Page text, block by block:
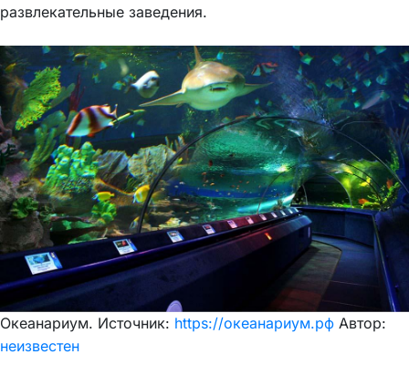
развлекательные заведения.
Океанариум. Источник: https://океанариум.рф Автор:
неизвестен